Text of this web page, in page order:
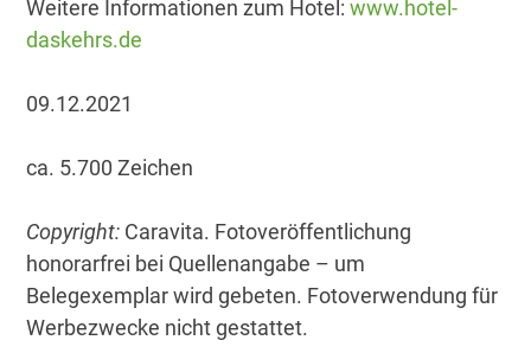
Weitere Informationen zum Hotel:www.hotel-
daskehrs.de
09.12.2021
ca. 5.700 Zeichen
Copyright: Caravita. Fotoveröffentlichung
honorarfrei bei Quellenangabe – um
Belegexemplar wird gebeten. Fotoverwendung für
Werbezwecke nicht gestattet.